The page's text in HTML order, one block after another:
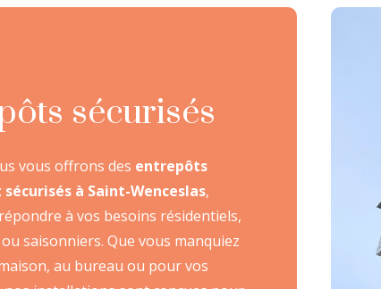
sécurisés
vous offrons des entrepôts
à Saint-Wenceslas,
à vos besoins résidentiels,
saisonniers. Que vous manquiez
au bureau ou pour vos